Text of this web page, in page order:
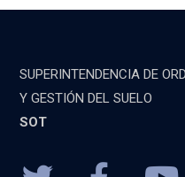
SUPERINTENDENCIA DE
Y GESTIÓN DEL SUELO
SOT